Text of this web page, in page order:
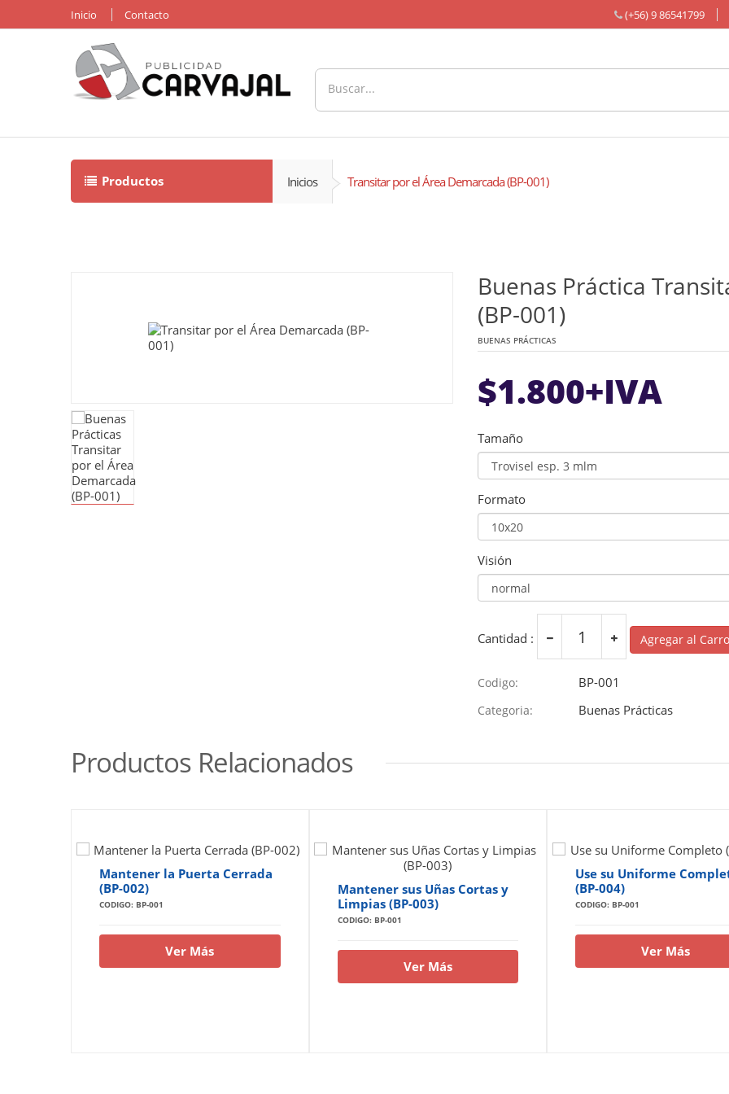
Inicio Contacto (+56) 9 86541799
Productos Inicios Transitar por el Área Demarcada (BP-001)
Buenas Práctica
(BP-001)
BUENAS PRÁCTICAS
$1.800+IVA
Tamaño
Formato
Visión
Cantidad : Agregar al Carro
Codigo: BP-001
Categoria: Buenas Prácticas
Productos Relacionados
Mantener la Puerta Cerrada
(BP-002)
CODIGO: BP-001
Ver Más
Mantener sus Uñas Cortas y
Limpias (BP-003)
CODIGO: BP-001
Ver Más
Use su Uniforme
(BP-004)
CODIGO: BP-001
Ver Más